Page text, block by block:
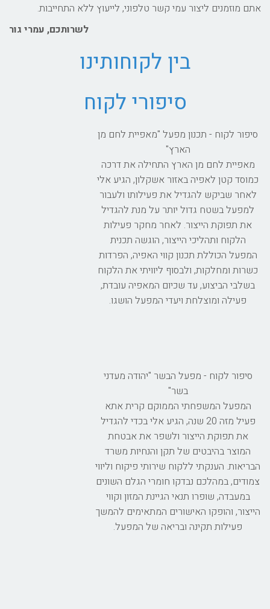
אתם מוזמנים ליצור עמי קשר טלפוני, לייעוץ ללא התחייבות.
לשרותכם, עמרי גור
בין לקוחותינו
סיפורי לקוח
סיפור לקוח - תכנון מפעל "מאפיית לחם מן
הארץ"
מאפיית לחם מן הארץ התחילה את דרכה
כמוסד קטן לאפיה באזור אשקלון, הגיע אלי
לאחר שביקש להגדיל את פעילותו ולעבור
למפעל בשטח גדול יותר על מנת להגדיל
את תפוקת הייצור. לאחר מחקר פעילות
הלקוח ותהליכי הייצור, הוגשה תכנית
המפעל הכוללת תכנון קווי האפיה, הפרדות
כשרות ומחלקות, ולבסוף ליוויתי את הלקוח
בשלבי הביצוע, עד שכיום המאפיה עובדת,
פעילה ומוצלחת ויעדי המפעל הושגו.
סיפור לקוח - מפעל הבשר "יהודה מעדני
בשר"
המפעל המשפחתי הממוקם קרית אתא
פעיל מזה 20 שנה, הגיע אלי בכדי להגדיל
את תפוקת הייצור ולשפר את אבטחת
המוצר בהיבטים של תקן והנחיות משרד
הבריאות. הענקתי ללקוח שירותי פיקוח וליווי
צמודים, במהלכם נבדקו חומרי הגלם השונים
במעבדה, שופרו תנאי הגיינת המזון וקווי
הייצור, והופקו האישורים המתאימים להמשך
פעילות תקינה ובריאה של המפעל.